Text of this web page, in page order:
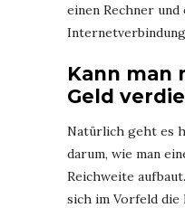
einen Rechner
Kann man
Geld
Natürlich geht es
darum, wie man
Reichweite
sich im Vorfeld die